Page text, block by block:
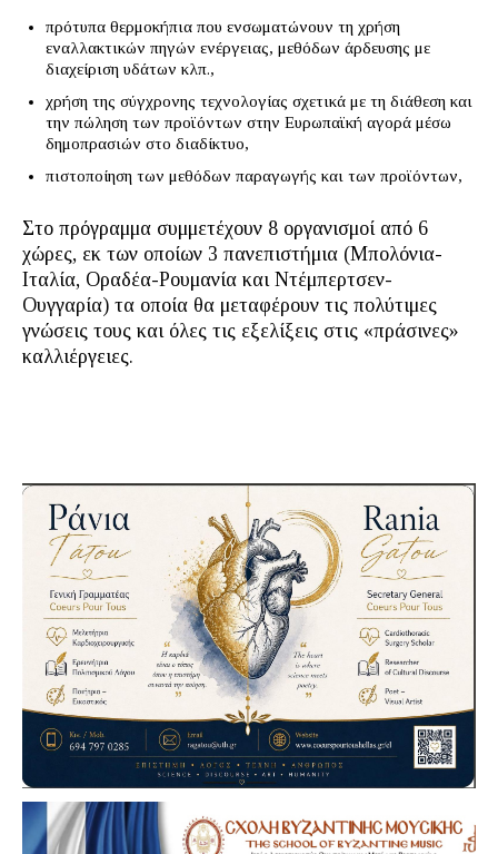
πρότυπα θερμοκήπια που ενσωματώνουν τη χρήση
εναλλακτικών πηγών ενέργειας, μεθόδων άρδευσης με
διαχείριση υδάτων κλπ.,
χρήση της σύγχρονης τεχνολογίας σχετικά με τη διάθεση και
την πώληση των προϊόντων στην Ευρωπαϊκή αγορά μέσω
δημοπρασιών στο διαδίκτυο,
πιστοποίηση των μεθόδων παραγωγής και των προϊόντων,
Στο πρόγραμμα συμμετέχουν 8 οργανισμοί από 6
χώρες, εκ των οποίων 3 πανεπιστήμια (Μπολόνια-
Ιταλία, Οραδέα-Ρουμανία και Ντέμπερτσεν-
Ουγγαρία) τα οποία θα μεταφέρουν τις πολύτιμες
γνώσεις τους και όλες τις εξελίξεις στις «πράσινες»
καλλιέργειες.